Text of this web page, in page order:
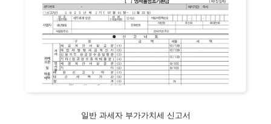
일반 과세자 부가가치세 신고서